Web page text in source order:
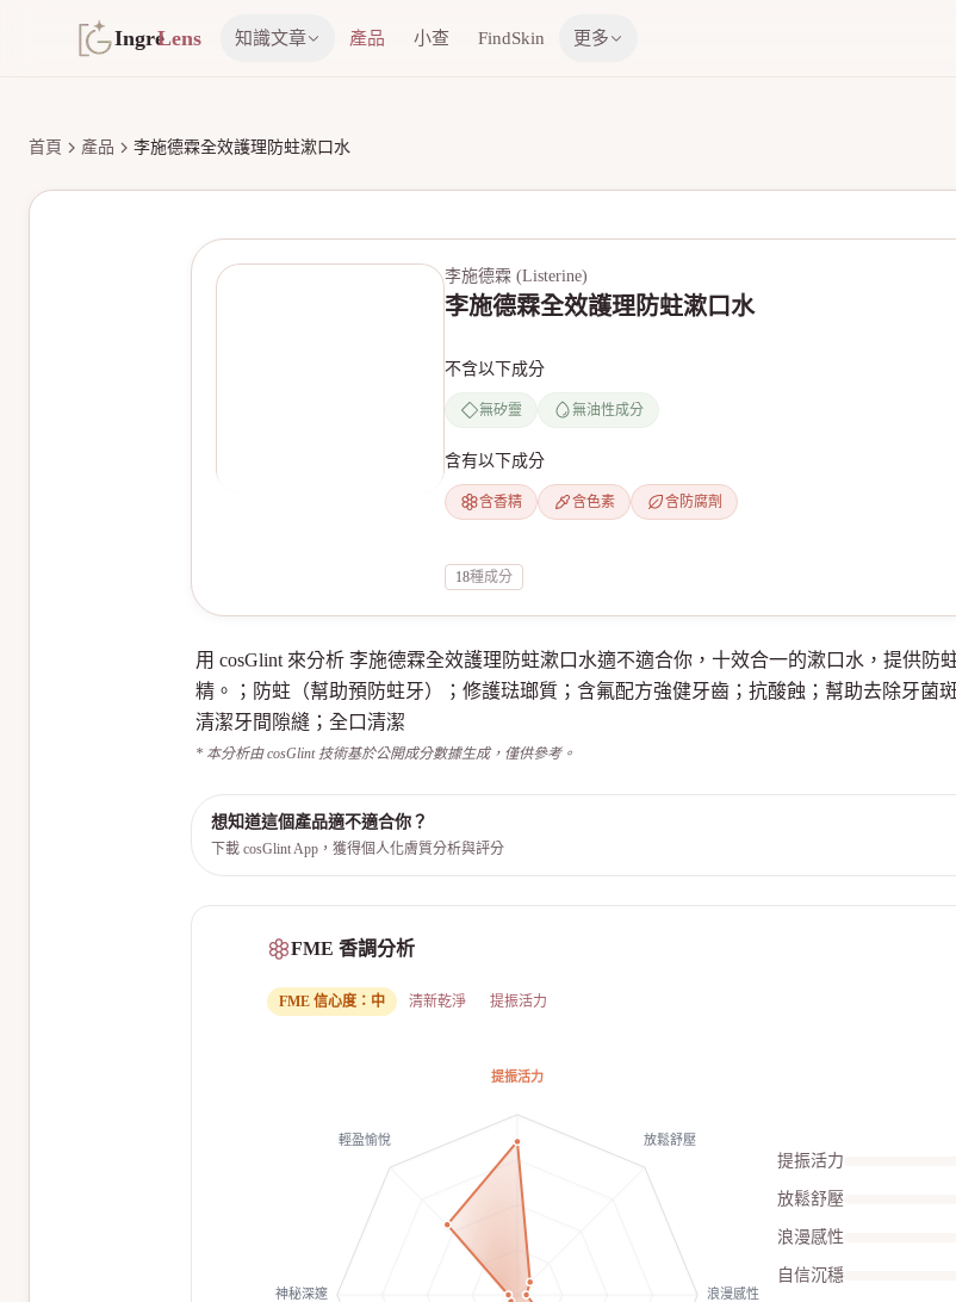
IngreLens 知識文章 產品 小查 FindSkin 更多
首頁 產品 李施德霖全效護理防蛀漱口水
李施德霖 (Listerine)
李施德霖全效護理防蛀漱口水
不含以下成分
無矽靈 無油性成分
含有以下成分
含香精 含色素 含防腐劑
18種成分
用 cosGlint 來分析 李施德霖全效護理防蛀漱口水適不適合你，十效合一的漱口水，提供
精。；防蛀（幫助預防蛀牙）；修護琺瑯質；含氟配方強健牙齒；抗酸蝕；幫助去除牙菌
清潔牙間隙縫；全口清潔
* 本分析由 cosGlint 技術基於公開成分數據生成，僅供參考。
想知道這個產品適不適合你？
下載 cosGlint App，獲得個人化膚質分析與評分
FME 香調分析
FME 信心度： 中 清新乾淨 提振活力
提振活力
放鬆舒壓
浪漫感性
神秘深邃
輕盈愉悅
提振活力
放鬆舒壓
浪漫感性
自信沉穩